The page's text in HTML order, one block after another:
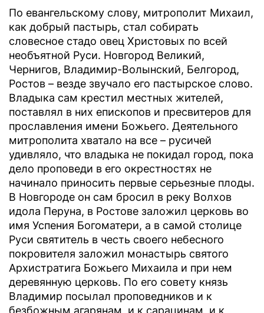
По евангельскому слову, митрополит Михаил,
как добрый пастырь, стал собирать
словесное стадо овец Христовых по всей
необъятной Руси. Новгород Великий,
Чернигов, Владимир-Волынский, Белгород,
Ростов – везде звучало его пастырское слово.
Владыка сам крестил местных жителей,
поставлял в них епископов и пресвитеров для
прославления имени Божьего. Деятельного
митрополита хватало на все – русичей
удивляло, что владыка не покидал город, пока
дело проповеди в его окрестностях не
начинало приносить первые серьезные плоды.
В Новгороде он сам бросил в реку Волхов
идола Перуна, в Ростове заложил церковь во
имя Успения Богоматери, а в самой столице
Руси святитель в честь своего небесного
покровителя заложил монастырь святого
Архистратига Божьего Михаила и при нем
деревянную церковь. По его совету князь
Владимир посылал проповедников и к
безбожным агарянам, и к сарацинам, и к